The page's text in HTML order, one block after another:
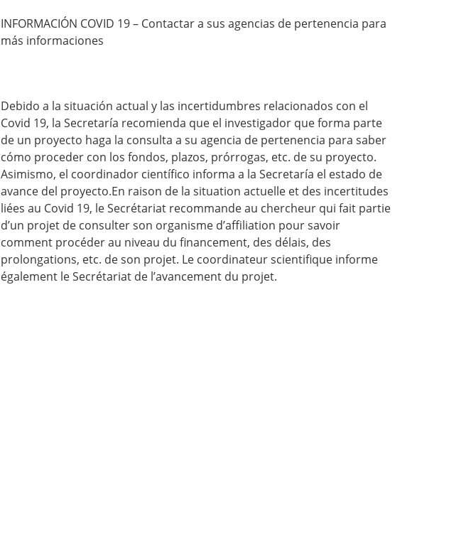
INFORMACIÓN COVID 19 – Contactar a sus agencias de pertenencia para
más informaciones
Debido a la situación actual y las incertidumbres relacionados con el
Covid 19, la Secretaría recomienda que el investigador que forma parte
de un proyecto haga la consulta a su agencia de pertenencia para saber
cómo proceder con los fondos, plazos, prórrogas, etc. de su proyecto.
Asimismo, el coordinador científico informa a la Secretaría el estado de
avance del proyecto.En raison de la situation actuelle et des incertitudes
liées au Covid 19, le Secrétariat recommande au chercheur qui fait partie
d’un projet de consulter son organisme d’affiliation pour savoir
comment procéder au niveau du financement, des délais, des
prolongations, etc. de son projet. Le coordinateur scientifique informe
également le Secrétariat de l’avancement du projet.